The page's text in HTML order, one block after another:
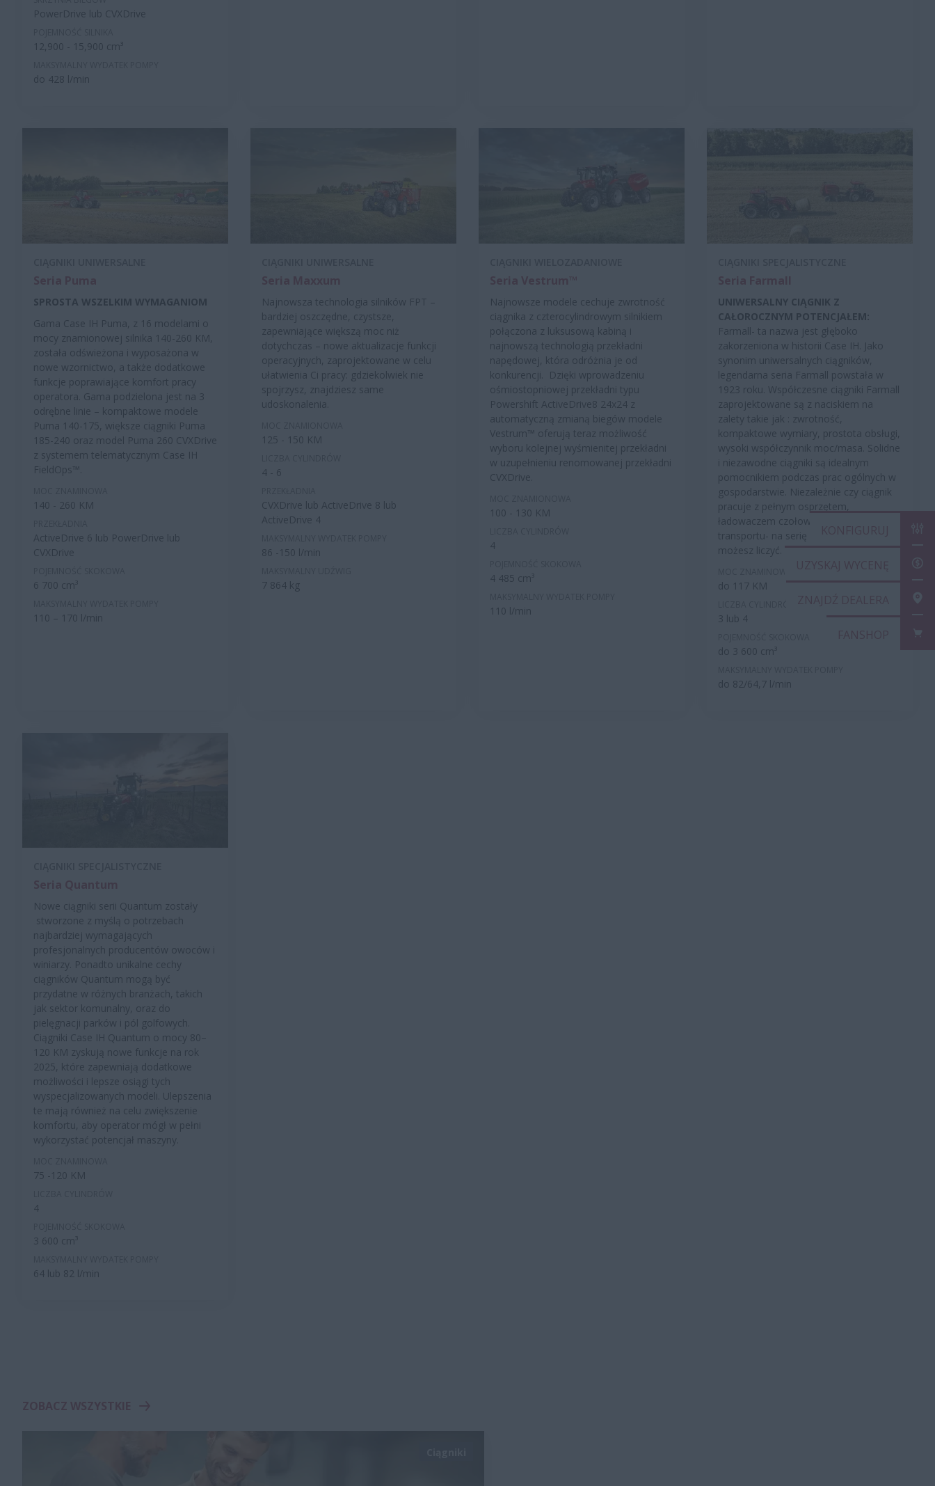
PowerDrive lub CVXDrive
12,900 - 15,900 cm³
do 428 l/min
SPROSTA WSZELKIM WYMAGANIOM
Gama Case IH Puma, z 16 modelami o
mocy znamionowej silnika 140-260 KM,
została odświeżona i wyposażona w
nowe wzornictwo, a także dodatkowe
funkcje poprawiające komfort pracy
operatora. Gama podzielona jest na 3
odrębne linie – kompaktowe modele
Puma 140-175, większe ciągniki Puma
185-240 oraz model Puma 260 CVXDrive
z systemem telematycznym Case IH
FieldOps™.
140 - 260 KM
ActiveDrive 6 lub PowerDrive lub
CVXDrive
6 700 cm³
110 – 170 l/min
Najnowsza technologia silników FPT –
bardziej oszczędne, czystsze,
zapewniające większą moc niż
dotychczas – nowe aktualizacje funkcji
operacyjnych, zaprojektowane w celu
ułatwienia Ci pracy: gdziekolwiek nie
spojrzysz, znajdziesz same
udoskonalenia.
125 - 150 KM
4 - 6
CVXDrive lub ActiveDrive 8 lub
ActiveDrive 4
86 -150 l/min
7 864 kg
Najnowsze modele cechuje zwrotność
ciągnika z czterocylindrowym silnikiem
połączona z luksusową kabiną i
najnowszą technologią przekładni
napędowej, która odróżnia je od
konkurencji. Dzięki wprowadzeniu
ośmiostopniowej przekładni typu
Powershift ActiveDrive8 24x24 z
automatyczną zmianą biegów modele
Vestrum™ oferują teraz możliwość
wyboru kolejnej wyśmienitej przekładni
w uzupełnieniu renomowanej przekładni
CVXDrive.
100 - 130 KM
4
4 485 cm³
110 l/min
UNIWERSALNY CIĄGNIK Z
CAŁOROCZNYM POTENCJAŁEM:
Farmall- ta nazwa jest głęboko
zakorzeniona w historii Case IH. Jako
synonim uniwersalnych ciągników,
legendarna seria Farmall powstała w
1923 roku. Współczesne ciągniki Farmall
zaprojektowane są z naciskiem na
zalety takie jak : zwrotność,
kompaktowe wymiary, prostota obsługi,
wysoki współczynnik moc/masa. Solidne
i niezawodne ciągniki są idealnym
pomocnikiem podczas prac ogólnych w
gospodarstwie. Niezależnie czy ciągnik
pracuje z pełnym osprzętem,
ładowaczem czołowym czy jako środek
transportu- na serię Farmall zawsze
możesz liczyć.
do 117 KM
3 lub 4
do 3 600 cm³
do 82/64,7 l/min
Nowe ciągniki serii Quantum zostały
stworzone z myślą o potrzebach
najbardziej wymagających
profesjonalnych producentów owoców i
winiarzy. Ponadto unikalne cechy
ciągników Quantum mogą być
przydatne w różnych branżach, takich
jak sektor komunalny, oraz do
pielęgnacji parków i pól golfowych.
Ciągniki Case IH Quantum o mocy 80–
120 KM zyskują nowe funkcje na rok
2025, które zapewniają dodatkowe
możliwości i lepsze osiągi tych
wyspecjalizowanych modeli. Ulepszenia
te mają również na celu zwiększenie
komfortu, aby operator mógł w pełni
wykorzystać potencjał maszyny.
75 -120 KM
4
3 600 cm³
64 lub 82 l/min